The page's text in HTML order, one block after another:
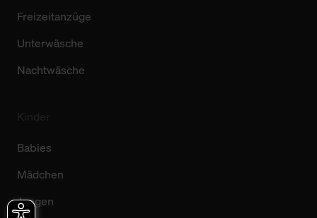
Freizeitanzüge
Unterwäsche
Nachtwäsche
Babies
Mädchen
Jungen